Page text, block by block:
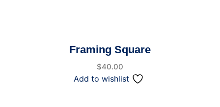
Framing Square
$40.00
Add to wishlist